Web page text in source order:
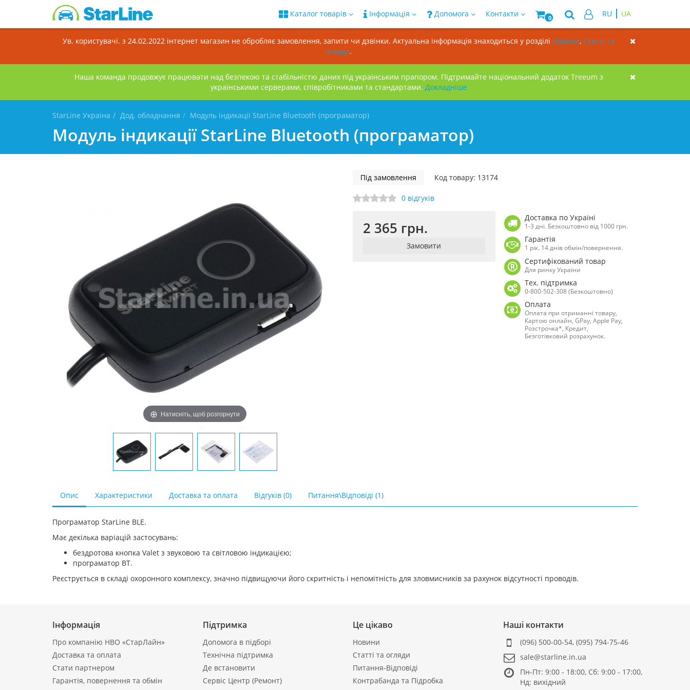
Ув. користувачі. з 24.02.2022 інтернет магазин не обробляє замовлення, запити чи дзвінки. Актуальна інформація знаходиться у розділі Новини, Статті та
огляди.
Наша команда продовжує працювати над безпекою та стабільністю даних під українським прапором. Підтримайте національний додаток Treeum з
українськими серверами, співробітниками та стандартами. Докладнiше
Каталог товарів Інформація Допомога Контакти 0 RU UA
StarLine Україна Дод. обладнання Модуль індикації StarLine Bluetooth (програматор)
Модуль індикації StarLine Bluetooth (програматор)
Натисніть, щоб розгорнути
Під замовлення Код товару: 13174
0 відгуків
2 365 грн.
Замовити
Доставка по Україні
1-3 дні. Безкоштовно від 1000 грн.
Гарантія
1 рік. 14 днів обмін/повернення.
Сертифікований товар
Для ринку України
Тех. підтримка
0-800-502-308 (Безкоштовно)
Оплата
Оплата при отриманні товару,
Картою онлайн, GPay, Apple Pay,
Розстрочка*, Кредит,
Безготівковий розрахунок.
Опис Характеристики Доставка та оплата Відгуків (0) Питання\Відповіді (1)
Програматор StarLine BLE.
Має декілька варіацій застосувань:
бездротова кнопка Valet з звуковою та світловою індикацією;
програматор BT.
Реєструється в складі охоронного комплексу, значно підвищуючи його скритність і непомітність для зловмисників за рахунок відсутності проводів.
Інформація
Про компанію НВО «СтарЛайн»
Доставка та оплата
Стати партнером
Гарантія, повернення та обмін
Підтримка
Допомога в підборі
Технічна підтримка
Де встановити
Сервіс Центр (Ремонт)
Це цікаво
Новини
Статті та огляди
Питання-Відповіді
Контрабанда та Підробка
Наші контакти
(096) 500-00-54,(095) 794-75-46
sale@starline.in.ua
Пн-Пт: 9:00 - 18:00, Сб: 9:00 - 17:00,
Нд: вихідний